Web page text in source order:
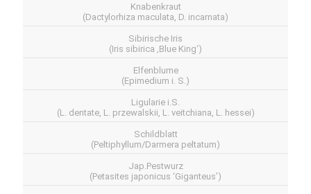
Knabenkraut
(Dactylorhiza maculata, D. incarnata)
Sibirische Iris
(Iris sibirica ‚Blue King‘)
Elfenblume
(Epimedium i. S.)
Ligularie i.S.
(L. dentate, L. przewalskii, L. veitchiana, L. hessei)
Schildblatt
(Peltiphyllum/Darmera peltatum)
Jap.Pestwurz
(Petasites japonicus ‘Giganteus’)